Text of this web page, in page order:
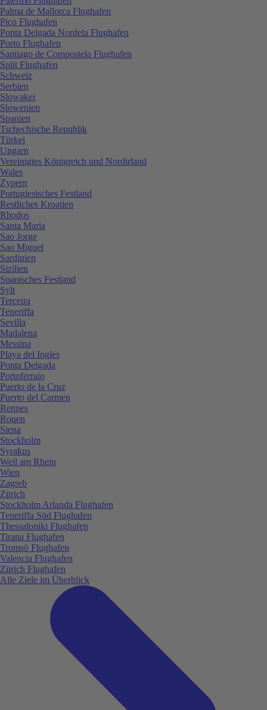
Palma de Mallorca Flughafen
Pico Flughafen
Ponta Delgada Nordela Flughafen
Porto Flughafen
Santiago de Compostela Flughafen
Split Flughafen
Schweiz
Serbien
Slowakei
Slowenien
Spanien
Tschechische Republik
Türkei
Ungarn
Vereinigtes Königreich und Nordirland
Wales
Zypern
Portugiesisches Festland
Restliches Kroatien
Rhodos
Santa Maria
Sao Jorge
Sao Miguel
Sardinien
Sizilien
Spanisches Festland
Sylt
Terceira
Teneriffa
Sevilla
Madalena
Messina
Playa del Ingles
Ponta Delgada
Portoferraio
Puerto de la Cruz
Puerto del Carmen
Rennes
Rouen
Siena
Stockholm
Syrakus
Weil am Rhein
Wien
Zagreb
Zürich
Stockholm Arlanda Flughafen
Teneriffa Süd Flughafen
Thessaloniki Flughafen
Tirana Flughafen
Tromsö Flughafen
Valencia Flughafen
Zürich Flughafen
Alle Ziele im Überblick